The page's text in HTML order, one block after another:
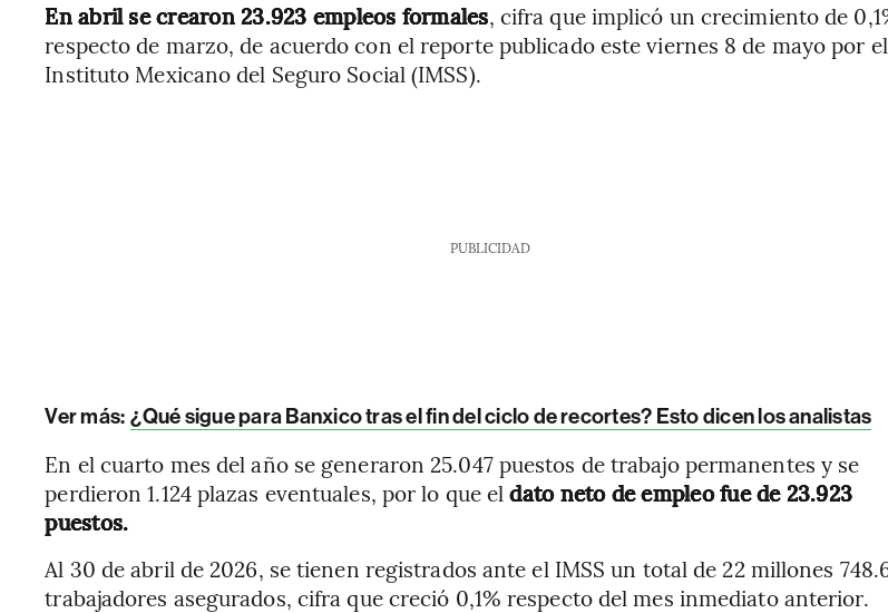
En abril se crearon 23.923 empleos formales, cifra que implicó un crecimiento de
respecto de marzo, de acuerdo con el reporte publicado este viernes 8 de mayo por el
Instituto Mexicano del Seguro Social (IMSS).
PUBLICIDAD
Ver más: ¿Qué sigue para Banxico tras el fin del ciclo de recortes? Esto dicen los analistas
En el cuarto mes del año se generaron 25.047 puestos de trabajo permanentes y se
perdieron 1.124 plazas eventuales, por lo que el dato neto de empleo fue de 23.923
puestos.
Al 30 de abril de 2026, se tienen registrados ante el IMSS un total de 22 millones
trabajadores asegurados, cifra que creció 0,1% respecto del mes inmediato anterior.